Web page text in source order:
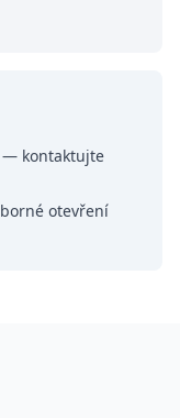
— kontaktujte
otevření